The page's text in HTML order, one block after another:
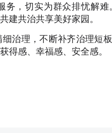
务，切实为群众排忧解
建共治共享美好家园。
治理，不断补齐治理短
得感、幸福感、安全感。